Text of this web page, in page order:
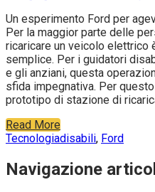
Un esperimento Ford per
Per la maggior parte delle
ricaricare un veicolo elettrico
semplice. Per i guidatori
e gli anziani, questa
sfida impegnativa. Per
prototipo di stazione di
Read More
Tecnologiadisabili, Ford
Navigazione